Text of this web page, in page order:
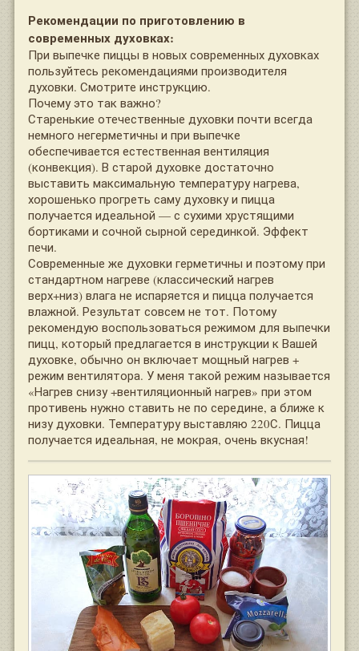
Рекомендации по приготовлению в
современных духовках:
При выпечке пиццы в новых современных духовках
пользуйтесь рекомендациями производителя
духовки. Смотрите инструкцию.
Почему это так важно?
Старенькие отечественные духовки почти всегда
немного негерметичны и при выпечке
обеспечивается естественная вентиляция
(конвекция). В старой духовке достаточно
выставить максимальную температуру нагрева,
хорошенько прогреть саму духовку и пицца
получается идеальной — с сухими хрустящими
бортиками и сочной сырной серединкой. Эффект
печи.
Современные же духовки герметичны и поэтому при
стандартном нагреве (классический нагрев
верх+низ) влага не испаряется и пицца получается
влажной. Результат совсем не тот. Потому
рекомендую воспользоваться режимом для выпечки
пицц, который предлагается в инструкции к Вашей
духовке, обычно он включает мощный нагрев +
режим вентилятора. У меня такой режим называется
«Нагрев снизу +вентиляционный нагрев» при этом
противень нужно ставить не по середине, а ближе к
низу духовки. Температуру выставляю 220С. Пицца
получается идеальная, не мокрая, очень вкусная!